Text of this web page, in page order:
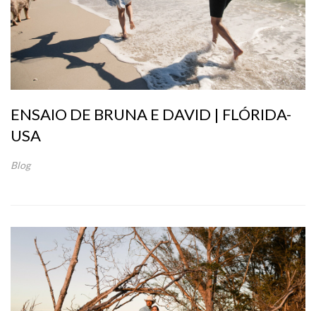
ENSAIO DE BRUNA E DAVID | FLÓRIDA-
USA
Blog